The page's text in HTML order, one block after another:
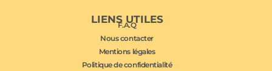
LIENS UTILES
F.A.Q
Nous contacter
Mentions légales
Politique de confidentialité